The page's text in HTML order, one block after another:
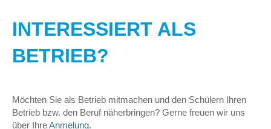
INTERESSIERT ALS
BETRIEB?
Möchten Sie als Betrieb mitmachen und den Schülern Ihren
Betrieb bzw. den Beruf näherbringen? Gerne freuen wir uns
über IhreAnmelung.